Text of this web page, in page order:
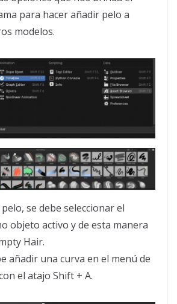
para hacer añadir pelo a
modelos.
se debe seleccionar el
objeto activo y de esta manera
Hair.
añadir una curva en el menú de
el atajo Shift + A.